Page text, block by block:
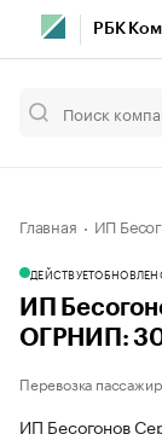
РБК
Главная ИП
ДЕЙСТВУЕТ
ИП
ОГРНИП:
Перевозка
ИП Бесогонов